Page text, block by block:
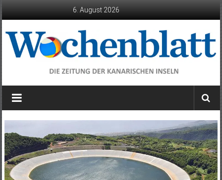
6. August 2026
Wochenblatt
die
Kanarischen
Inseln